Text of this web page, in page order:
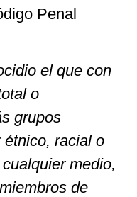
Penal
el que con
o
grupos
racial o
medio,
de